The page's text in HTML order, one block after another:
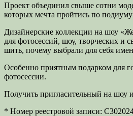
Проект объединил свыше сотни
которых мечта пройтись по
Дизайнерские коллекции на шоу
для фотосессий, шоу, творческих и
шить, почему выбрали для себя
Особенно приятным подарком для
фотосессии.
Получить пригласительный на шоу
* Номер реестровой записи: